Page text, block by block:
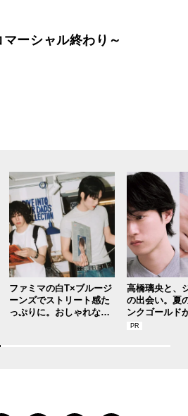
マーシャル終わり～
ファミマの白T×ブルージ
ーンズでストリート感た
っぷりに。おしゃれな人
高橋璃央と、
の出会い。夏
ンクゴールド
SUMMER